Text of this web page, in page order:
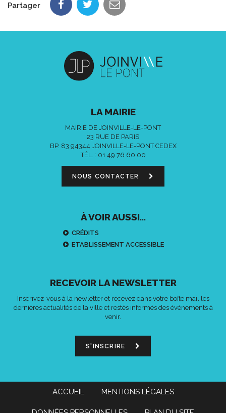
Partager
LA MAIRIE
MAIRIE DE JOINVILLE-LE-PONT
23 RUE DE PARIS
BP. 83 94344 JOINVILLE-LE-PONT CEDEX
TÉL. : 01 49 76 60 00
NOUS CONTACTER
À VOIR AUSSI...
CRÉDITS
ETABLISSEMENT ACCESSIBLE
RECEVOIR LA NEWSLETTER
Inscrivez-vous à la newletter et recevez dans votre boîte mail les
dernières actualités de la ville et restés informés des événements à
venir.
S'INSCRIRE
ACCUEIL MENTIONS LÉGALES